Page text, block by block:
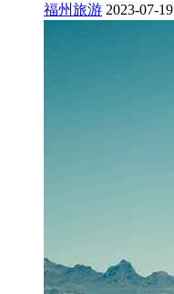
福州旅游 2023-07-19